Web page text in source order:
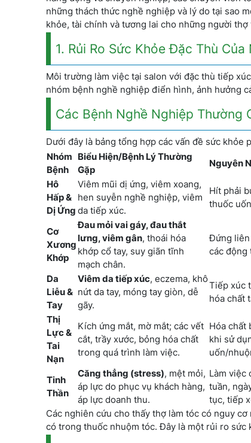
những thách thức nghề nghiệp và lý do tại sao
khỏe, tài chính và tương lai cho những người thợ
1. Rủi Ro Sức Khỏe Đặc Thù Của
Môi trường làm việc tại salon với đặc thù tiếp
nhóm bệnh nghề nghiệp điển hình, ảnh hưởng
Các Bệnh Nghề Nghiệp Thường
Dưới đây là bảng tổng hợp các vấn đề sức khỏe
Nhóm
Bệnh
Biểu Hiện/Bệnh Lý Thường
Gặp
Nguyên
Hô
Hấp &
Dị Ứng
Viêm mũi dị ứng, viêm xoang,
hen suyễn nghề nghiệp, viêm
da tiếp xúc.
Hít phải
thuốc
Cơ
Xương
Khớp
Đau mỏi vai gáy, đau thắt
lưng, viêm gân, thoái hóa
khớp cổ tay, suy giãn tĩnh
mạch chân.
Đứng liên
các động
Da
Liễu &
Tay
Viêm da tiếp xúc, eczema, khô
nứt da tay, móng tay giòn, dễ
gãy.
Tiếp xúc
hóa chất
Thị
Lực &
Tai
Nạn
Kích ứng mắt, mờ mắt; các vết
cắt, trầy xước, bỏng hóa chất
trong quá trình làm việc.
Hóa chất
khi sử
uốn/
Tinh
Thần
Căng thẳng (stress), mệt mỏi,
áp lực do phục vụ khách hàng,
áp lực doanh thu.
Làm việc
tuần,
tục, tiếp
Các nghiên cứu cho thấy thợ làm tóc có nguy cơ
có trong thuốc nhuộm tóc. Đây là một rủi ro